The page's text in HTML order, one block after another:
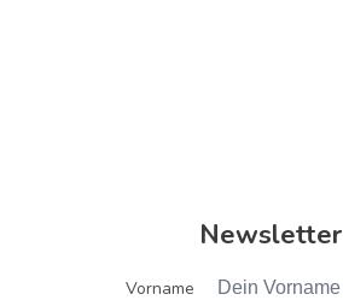
Newsletter
Vorname